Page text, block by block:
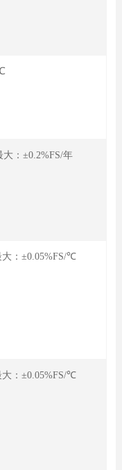
：±0.2%FS/年
：±0.05%FS/℃
：±0.05%FS/℃